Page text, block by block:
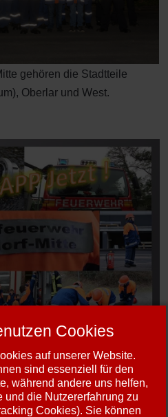
gehören die Stadtteile
Oberlar und West.
Cookies
auf unserer Website.
sind essenziell für den
während andere uns helfen,
und die Nutzererfahrung zu
Cookies). Sie können